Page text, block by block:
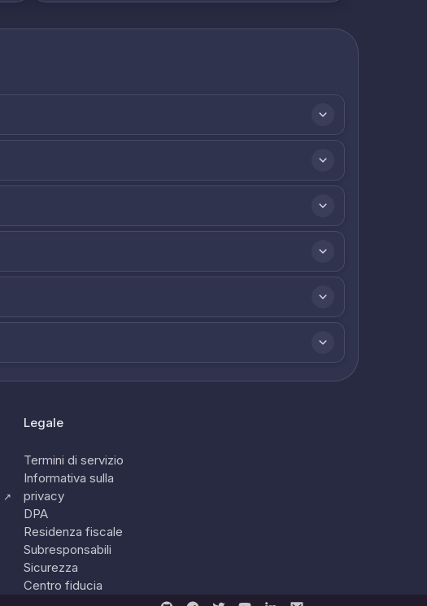
↗
Legale
Termini di servizio
Informativa sulla
privacy
DPA
Residenza fiscale
Subresponsabili
Sicurezza
Centro fiducia